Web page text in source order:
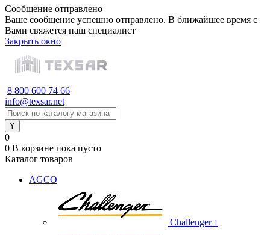
Сообщение отправлено
Ваше сообщение успешно отправлено. В ближайшее время с
Вами свяжется наш специалист
Закрыть окно
8 800 600 74 66
info@texsar.net
0
0 В корзине пока пусто
Каталог товаров
AGCO
Challenger 1